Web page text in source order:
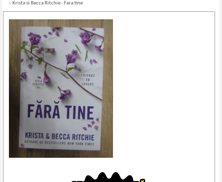
» Krista si Becca Ritchie - Fara tine